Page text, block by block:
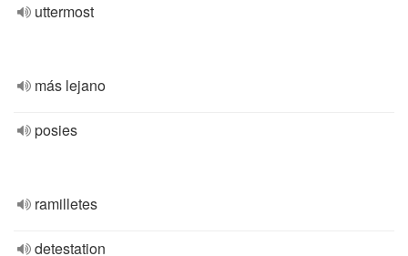
uttermost
más lejano
posies
ramilletes
detestation